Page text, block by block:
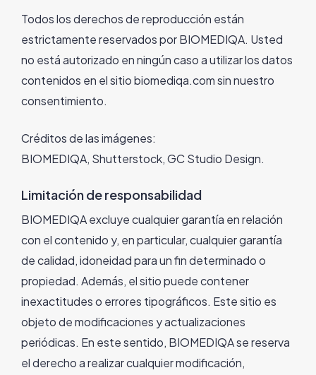
Todos los derechos de reproducción están
estrictamente reservados por BIOMEDIQA. Usted
no está autorizado en ningún caso a utilizar los datos
contenidos en el sitio biomediqa.com sin nuestro
consentimiento.
Créditos de las imágenes:
BIOMEDIQA, Shutterstock, GC Studio Design.
Limitación de responsabilidad
BIOMEDIQA excluye cualquier garantía en relación
con el contenido y, en particular, cualquier garantía
de calidad, idoneidad para un fin determinado o
propiedad. Además, el sitio puede contener
inexactitudes o errores tipográficos. Este sitio es
objeto de modificaciones y actualizaciones
periódicas. En este sentido, BIOMEDIQA se reserva
el derecho a realizar cualquier modificación,